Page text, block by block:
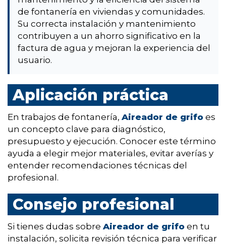
de fontanería en viviendas y comunidades.
Su correcta instalación y mantenimiento
contribuyen a un ahorro significativo en la
factura de agua y mejoran la experiencia del
usuario.
Aplicación práctica
En trabajos de fontanería, Aireador de grifo es
un concepto clave para diagnóstico,
presupuesto y ejecución. Conocer este término
ayuda a elegir mejor materiales, evitar averías y
entender recomendaciones técnicas del
profesional.
Consejo profesional
Si tienes dudas sobre Aireador de grifo en tu
instalación, solicita revisión técnica para verificar